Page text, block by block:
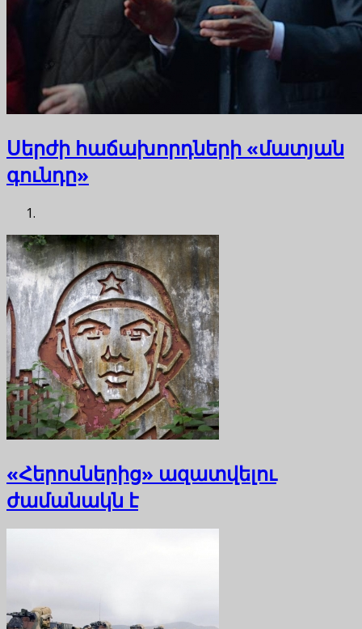
Սերժի հաճախորդների «մատյան
գունդը»
«Հերոսներից» ազատվելու
ժամանակն է